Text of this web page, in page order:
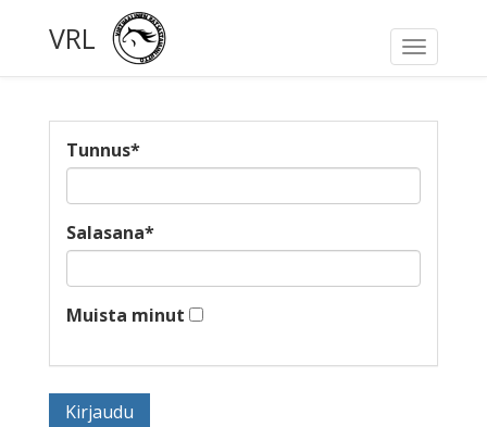
Toggle
VRL
Tunnus*
Salasana*
Muista minut